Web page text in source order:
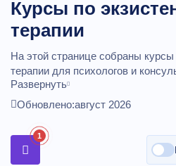
Курсы по
терапии
На этой странице собраны курсы
терапии для психологов и
помогают работать с жизненными
смысла, выбором и
глубже сопровождать клиентов
периодах жизни.
Сравнивайте
психологов, наличие рассрочки.
Развернуть
Обновлено:август 2026
1